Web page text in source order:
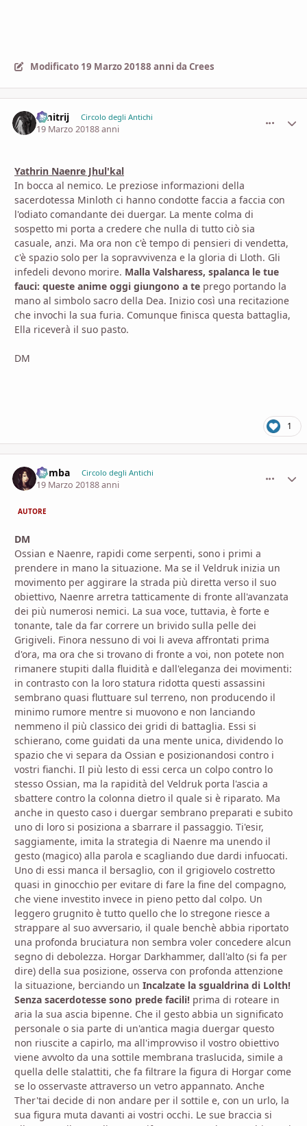
Modificato 19 Marzo 20188 anni da Crees
Dmitrij Circolo degli Antichi
19 Marzo 20188 anni
Yathrin Naenre Jhul'kal
In bocca al nemico. Le preziose informazioni della
sacerdotessa Minloth ci hanno condotte faccia a faccia con
l'odiato comandante dei duergar. La mente colma di
sospetto mi porta a credere che nulla di tutto ciò sia
casuale, anzi. Ma ora non c'è tempo di pensieri di vendetta,
c'è spazio solo per la sopravvivenza e la gloria di Lloth. Gli
infedeli devono morire. Malla Valsharess, spalanca le tue
fauci: queste anime oggi giungono a te prego portando la
mano al simbolo sacro della Dea. Inizio così una recitazione
che invochi la sua furia. Comunque finisca questa battaglia,
Ella riceverà il suo pasto.
DM
1
Bomba Circolo degli Antichi
19 Marzo 20188 anni
AUTORE
DM
Ossian e Naenre, rapidi come serpenti, sono i primi a
prendere in mano la situazione. Ma se il Veldruk inizia un
movimento per aggirare la strada più diretta verso il suo
obiettivo, Naenre arretra tatticamente di fronte all'avanzata
dei più numerosi nemici. La sua voce, tuttavia, è forte e
tonante, tale da far correre un brivido sulla pelle dei
Grigiveli. Finora nessuno di voi li aveva affrontati prima
d'ora, ma ora che si trovano di fronte a voi, non potete non
rimanere stupiti dalla fluidità e dall'eleganza dei movimenti:
in contrasto con la loro statura ridotta questi assassini
sembrano quasi fluttuare sul terreno, non producendo il
minimo rumore mentre si muovono e non lanciando
nemmeno il più classico dei gridi di battaglia. Essi si
schierano, come guidati da una mente unica, dividendo lo
spazio che vi separa da Ossian e posizionandosi contro i
vostri fianchi. Il più lesto di essi cerca un colpo contro lo
stesso Ossian, ma la rapidità del Veldruk porta l'ascia a
sbattere contro la colonna dietro il quale si è riparato. Ma
anche in questo caso i duergar sembrano preparati e subito
uno di loro si posiziona a sbarrare il passaggio. Ti'esir,
saggiamente, imita la strategia di Naenre ma unendo il
gesto (magico) alla parola e scagliando due dardi infuocati.
Uno di essi manca il bersaglio, con il grigiovelo costretto
quasi in ginocchio per evitare di fare la fine del compagno,
che viene investito invece in pieno petto dal colpo. Un
leggero grugnito è tutto quello che lo stregone riesce a
strappare al suo avversario, il quale benchè abbia riportato
una profonda bruciatura non sembra voler concedere alcun
segno di debolezza. Horgar Darkhammer, dall'alto (si fa per
dire) della sua posizione, osserva con profonda attenzione
la situazione, berciando un Incalzate la sgualdrina di Lolth!
Senza sacerdotesse sono prede facili! prima di roteare in
aria la sua ascia bipenne. Che il gesto abbia un significato
personale o sia parte di un'antica magia duergar questo
non riuscite a capirlo, ma all'improvviso il vostro obiettivo
viene avvolto da una sottile membrana traslucida, simile a
quella delle stalattiti, che fa filtrare la figura di Horgar come
se lo osservaste attraverso un vetro appannato. Anche
Ther'tai decide di non andare per il sottile e, con un urlo, la
sua figura muta davanti ai vostri occhi. Le sue braccia si